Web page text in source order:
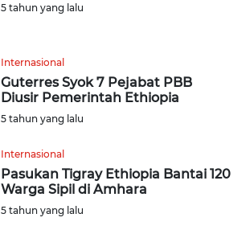
5 tahun yang lalu
Internasional
Guterres Syok 7 Pejabat PBB
Diusir Pemerintah Ethiopia
5 tahun yang lalu
Internasional
Pasukan Tigray Ethiopia Bantai 120
Warga Sipil di Amhara
5 tahun yang lalu